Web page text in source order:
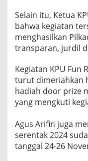
Selain itu, Ketua
bahwa kegiatan
menghasilkan
transparan, jurdil
Kegiatan KPU Fun
turut dimeriahkan
hadiah door prize
yang mengkuti
Agus Arifin juga
serentak 2024
tanggal 24-26